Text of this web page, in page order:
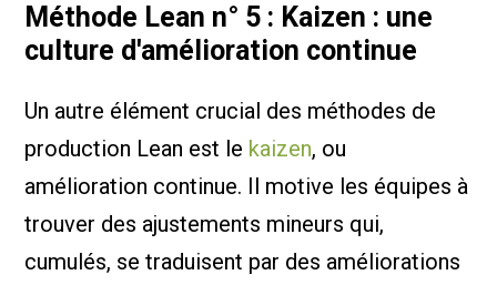
Méthode Lean n° 5 : Kaizen : une
culture d'amélioration continue
Un autre élément crucial des méthodes de
production Lean est le kaizen, ou
amélioration continue. Il motive les équipes à
trouver des ajustements mineurs qui,
cumulés, se traduisent par des améliorations